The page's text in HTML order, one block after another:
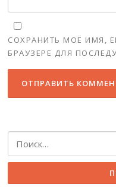
СОХРАНИТЬ МОЁ ИМЯ,
БРАУЗЕРЕ ДЛЯ